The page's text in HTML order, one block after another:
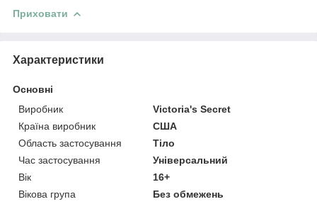
Приховати
Характеристики
Основні
Виробник
Victoria's Secret
Країна виробник
США
Область застосування
Тіло
Час застосування
Універсальний
Вік
16+
Вікова група
Без обмежень